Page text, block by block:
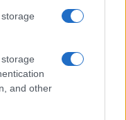
and other
kimarad a One
le a leplet az
funkció, amely